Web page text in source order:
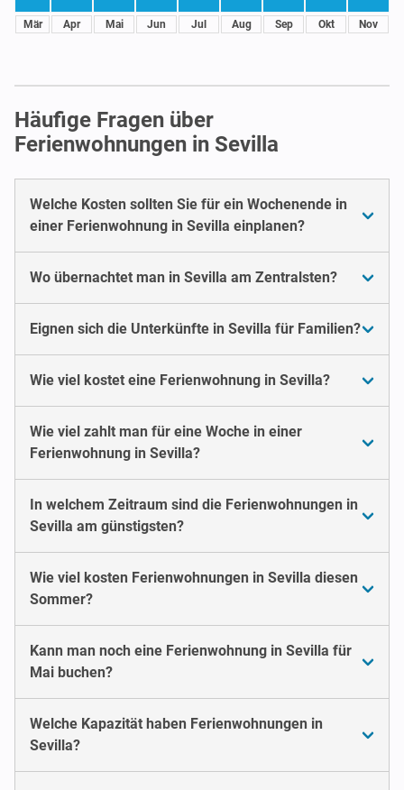
Mär Apr Mai Jun Jul Aug Sep Okt Nov
Häufige Fragen über
Ferienwohnungen in Sevilla
Welche Kosten sollten Sie für ein Wochenende in
einer Ferienwohnung in Sevilla einplanen?
Wo übernachtet man in Sevilla am Zentralsten?
Eignen sich die Unterkünfte in Sevilla für Familien?
Wie viel kostet eine Ferienwohnung in Sevilla?
Wie viel zahlt man für eine Woche in einer
Ferienwohnung in Sevilla?
In welchem Zeitraum sind die Ferienwohnungen in
Sevilla am günstigsten?
Wie viel kosten Ferienwohnungen in Sevilla diesen
Sommer?
Kann man noch eine Ferienwohnung in Sevilla für
Mai buchen?
Welche Kapazität haben Ferienwohnungen in
Sevilla?